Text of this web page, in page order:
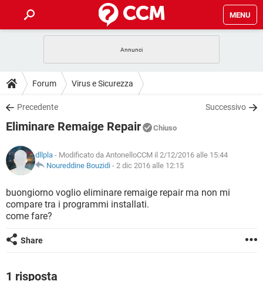
MENU
INTRATTENIMENTO ANDROID
iOS
INSTAGRAM WHATSAPP
TIKTOK
HARDWARE
GUIDE
COVID-19
INSTAGRAM WHATSAPP
TIKTOK
HARDWARE
DOWNLOAD
COVID-19 GAMING
INTRATTENIMENTO
iOS WINDOWS 10
INSTAGRAM WHATSAPP
TIKTOK FACEBOOK
COVID-19 GAMING
INTRATTENIMENTO
iOS WINDOWS 10
INSTAGRAM
TIKTOK
GLOSSARIO
COVID-19 GAMING
INTRATTENIMENTO ANDROID
INSTAGRAM
Forum Virus e Sicurezza
Precedente Successivo
Eliminare Remaige Repair Chiuso
dllpla - Modificato da AntonelloCCM il 2/12/2016 alle 15:44
Noureddine Bouzidi - 2 dic 2016 alle 12:15
buongiorno voglio eliminare remaige repair ma non mi
compare tra i programmi installati.
come fare?
Share
1 risposta